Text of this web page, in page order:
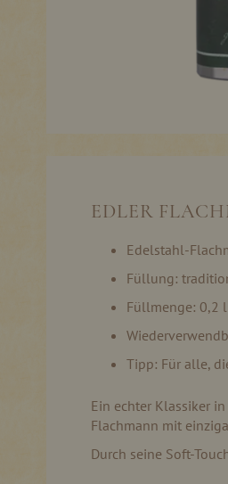
EDLER
Edelstahl-
Füllung:
Füllmenge: 0,2
Tipp: Für alle,
Ein echter Klassiker
Flachmann mit
Durch seine Soft-